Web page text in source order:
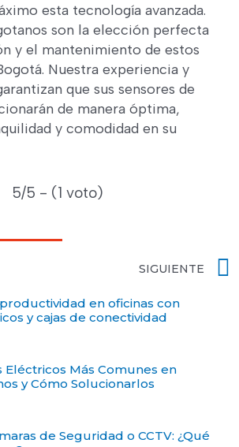
esta tecnología avanzada.
son la elección perfecta
y el mantenimiento de estos
Nuestra experiencia y
que sus sensores de
de manera óptima,
y comodidad en su
5/5 - (1 voto)
SIGUIENTE
en oficinas con
y cajas de conectividad
Eléctricos Más Comunes en
y Cómo Solucionarlos
de Seguridad o CCTV: ¿Qué